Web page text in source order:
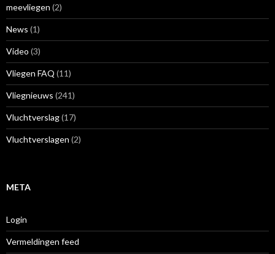
meevliegen (2)
News (1)
Video (3)
Vliegen FAQ (11)
Vliegnieuws (241)
Vluchtverslag(17)
Vluchtverslagen (2)
META
Login
Vermeldingen feed